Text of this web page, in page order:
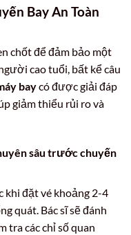
Bay An Toàn
chốt để đảm bảo một
cao tuổi, bất kể câu
baycó được giải đáp
giảm thiểu rủi ro và
sâu trước chuyến
đặt vé khoảng 2-4
quát. Bác sĩ sẽ đánh
tra các chỉ số quan